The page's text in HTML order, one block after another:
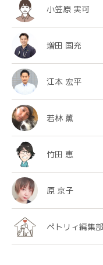
小笠原 実可
増田 国充
江本 宏平
若林 薫
竹田 恵
原 京子
ペトリィ編集部